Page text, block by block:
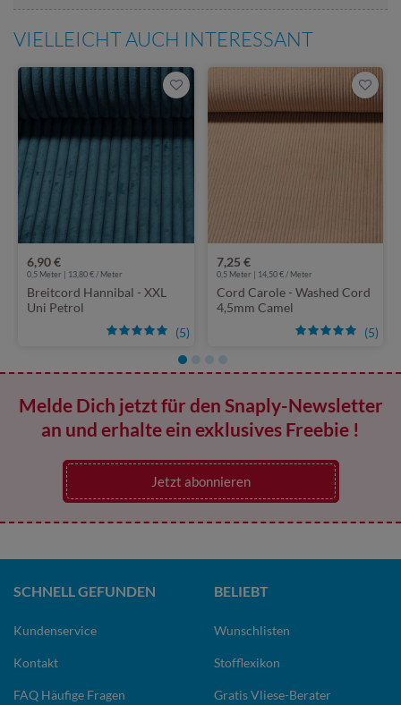
VIELLEICHT AUCH INTERESSANT
(5)
6,90 €
0,5 Meter | 13,80 € / Meter
Breitcord Hannibal - XXL
Uni Petrol
(5)
7,25 €
0,5 Meter | 14,50 € / Meter
Cord Carole - Washed Cord
4,5mm Camel
Melde Dich jetzt für den Snaply-Newsletter
an und erhalte ein exklusives Freebie !
Jetzt abonnieren
SCHNELL GEFUNDEN
Kundenservice
Kontakt
FAQ Häufige Fragen
BELIEBT
Wunschlisten
Stofflexikon
Gratis Vliese-Berater